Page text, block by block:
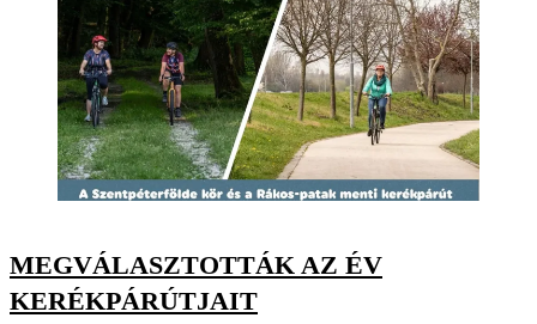
MEGVÁLASZTOTTÁK AZ ÉV
KERÉKPÁRÚTJAIT